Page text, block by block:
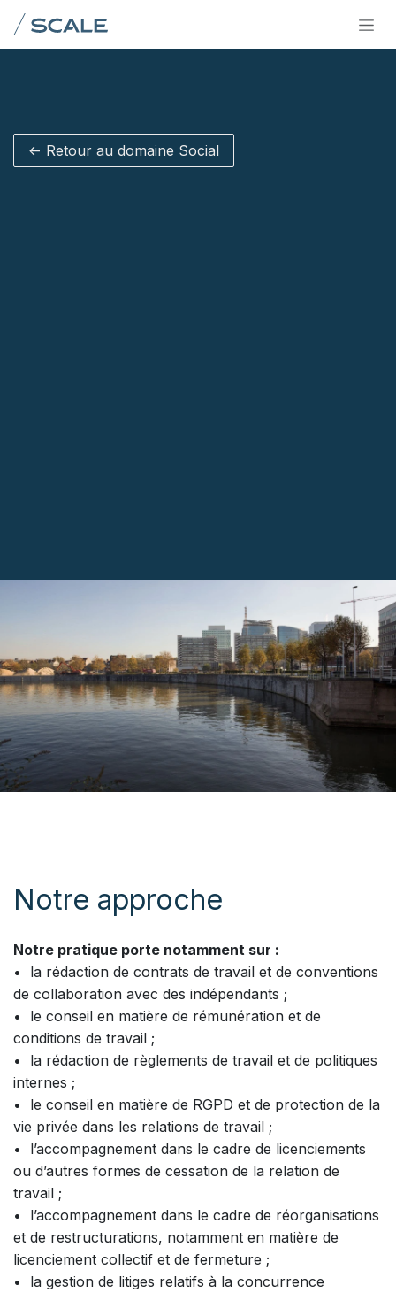
Se rendre au contenu
<- Retour au domaine Social
Notre approche
Notre pratique porte notamment sur :
• la rédaction de contrats de travail et de conventions
de collaboration avec des indépendants ;
• le conseil en matière de rémunération et de
conditions de travail ;
• la rédaction de règlements de travail et de politiques
internes ;
• le conseil en matière de RGPD et de protection de la
vie privée dans les relations de travail ;
• l’accompagnement dans le cadre de licenciements
ou d’autres formes de cessation de la relation de
travail ;
• l’accompagnement dans le cadre de réorganisations
et de restructurations, notamment en matière de
licenciement collectif et de fermeture ;
• la gestion de litiges relatifs à la concurrence